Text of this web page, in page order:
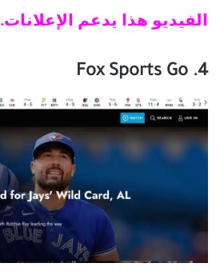
الفيديو هذا يدعم الإعلانات.
4. Fox Sports Go